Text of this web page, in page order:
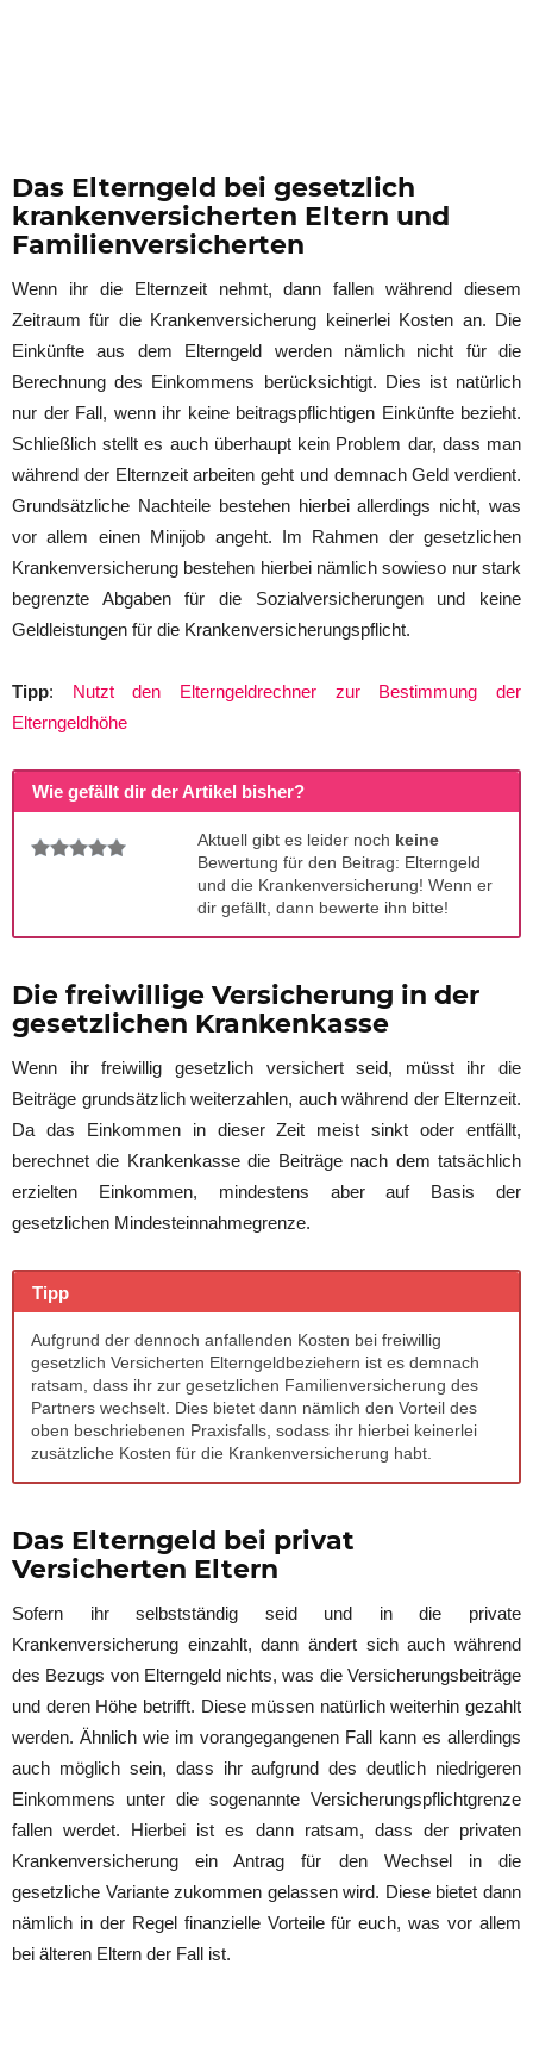
Das Elterngeld bei gesetzlich
krankenversicherten Eltern und
Familienversicherten
Wenn ihr die Elternzeit nehmt, dann fallen während diesem
Zeitraum für die Krankenversicherung keinerlei Kosten an. Die
Einkünfte aus dem Elterngeld werden nämlich nicht für die
Berechnung des Einkommens berücksichtigt. Dies ist natürlich
nur der Fall, wenn ihr keine beitragspflichtigen Einkünfte bezieht.
Schließlich stellt es auch überhaupt kein Problem dar, dass man
während der Elternzeit arbeiten geht und demnach Geld verdient.
Grundsätzliche Nachteile bestehen hierbei allerdings nicht, was
vor allem einen Minijob angeht. Im Rahmen der gesetzlichen
Krankenversicherung bestehen hierbei nämlich sowieso nur stark
begrenzte Abgaben für die Sozialversicherungen und keine
Geldleistungen für die Krankenversicherungspflicht.
Tipp: Nutzt den Elterngeldrechner zur Bestimmung der
Elterngeldhöhe
Wie gefällt dir der Artikel bisher?
Aktuell gibt es leider noch keine
Bewertung für den Beitrag: Elterngeld
und die Krankenversicherung! Wenn er
dir gefällt, dann bewerte ihn bitte!
Die freiwillige Versicherung in der
gesetzlichen Krankenkasse
Wenn ihr freiwillig gesetzlich versichert seid, müsst ihr die
Beiträge grundsätzlich weiterzahlen, auch während der Elternzeit.
Da das Einkommen in dieser Zeit meist sinkt oder entfällt,
berechnet die Krankenkasse die Beiträge nach dem tatsächlich
erzielten Einkommen, mindestens aber auf Basis der
gesetzlichen Mindesteinnahmegrenze.
Tipp
Aufgrund der dennoch anfallenden Kosten bei freiwillig
gesetzlich Versicherten Elterngeldbeziehern ist es demnach
ratsam, dass ihr zur gesetzlichen Familienversicherung des
Partners wechselt. Dies bietet dann nämlich den Vorteil des
oben beschriebenen Praxisfalls, sodass ihr hierbei keinerlei
zusätzliche Kosten für die Krankenversicherung habt.
Das Elterngeld bei privat
Versicherten Eltern
Sofern ihr selbstständig seid und in die private
Krankenversicherung einzahlt, dann ändert sich auch während
des Bezugs von Elterngeld nichts, was die Versicherungsbeiträge
und deren Höhe betrifft. Diese müssen natürlich weiterhin gezahlt
werden. Ähnlich wie im vorangegangenen Fall kann es allerdings
auch möglich sein, dass ihr aufgrund des deutlich niedrigeren
Einkommens unter die sogenannte Versicherungspflichtgrenze
fallen werdet. Hierbei ist es dann ratsam, dass der privaten
Krankenversicherung ein Antrag für den Wechsel in die
gesetzliche Variante zukommen gelassen wird. Diese bietet dann
nämlich in der Regel finanzielle Vorteile für euch, was vor allem
bei älteren Eltern der Fall ist.